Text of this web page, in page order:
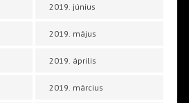
2019. június
2019. május
2019. április
2019. március